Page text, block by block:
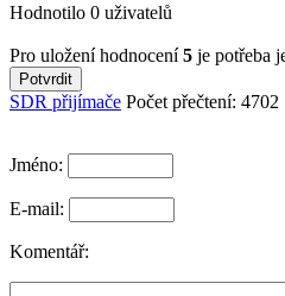
Hodnotilo 0 uživatelů
Pro uložení hodnocení5 je potřeba
SDR přijímače Počet přečtení: 4702
Jméno:
E-mail:
Komentář: